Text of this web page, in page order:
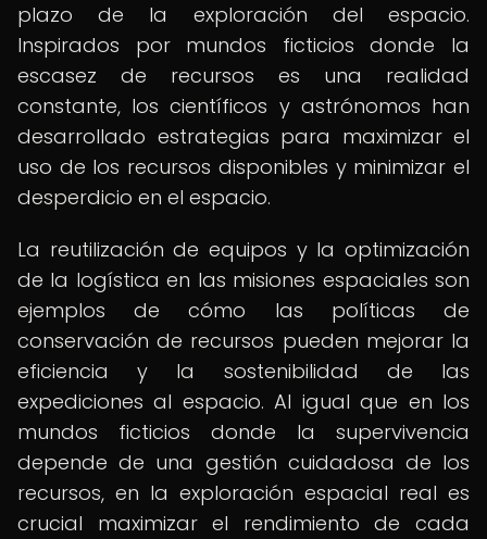
plazo de la exploración del espacio.
Inspirados por mundos ficticios donde la
escasez de recursos es una realidad
constante, los científicos y astrónomos han
desarrollado estrategias para maximizar el
uso de los recursos disponibles y minimizar el
desperdicio en el espacio.
La reutilización de equipos y la optimización
de la logística en las misiones espaciales son
ejemplos de cómo las políticas de
conservación de recursos pueden mejorar la
eficiencia y la sostenibilidad de las
expediciones al espacio. Al igual que en los
mundos ficticios donde la supervivencia
depende de una gestión cuidadosa de los
recursos, en la exploración espacial real es
crucial maximizar el rendimiento de cada